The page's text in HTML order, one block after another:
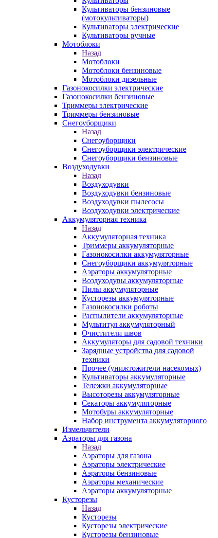
Культиваторы бензиновые
(мотокультиваторы)
Культиваторы электрические
Культиваторы ручные
Мотоблоки
Назад
Мотоблоки
Мотоблоки бензиновые
Мотоблоки дизельные
Газонокосилки электрические
Газонокосилки бензиновые
Триммеры электрические
Триммеры бензиновые
Снегоуборщики
Назад
Снегоуборщики
Снегоуборщики электрические
Снегоуборщики бензиновые
Воздуходувки
Назад
Воздуходувки
Воздуходувки бензиновые
Воздуходувки пылесосы
Воздуходувки электрические
Аккумуляторная техника
Назад
Аккумуляторная техника
Триммеры аккумуляторные
Газонокосилки аккумуляторные
Снегоуборщики аккумуляторные
Аэраторы аккумуляторные
Воздуходувы аккумуляторные
Пилы аккумуляторные
Кусторезы аккумуляторные
Газонокосилки роботы
Распылители аккумуляторные
Мультитул аккумуляторный
Очистители швов
Аккумуляторы для садовой техники
Зарядные устройства для садовой
техники
Прочее (унижтожители насекомых)
Культиваторы аккумуляторные
Тележки аккумуляторные
Высоторезы аккумуляторные
Секаторы аккумуляторные
Мотобуры аккумуляторные
Набор инструмента аккумуляторного
Измельчители
Аэраторы для газона
Назад
Аэраторы для газона
Аэраторы электрические
Аэраторы бензиновые
Аэраторы механические
Аэраторы аккумуляторные
Кусторезы
Назад
Кусторезы
Кусторезы электрические
Кусторезы бензиновые